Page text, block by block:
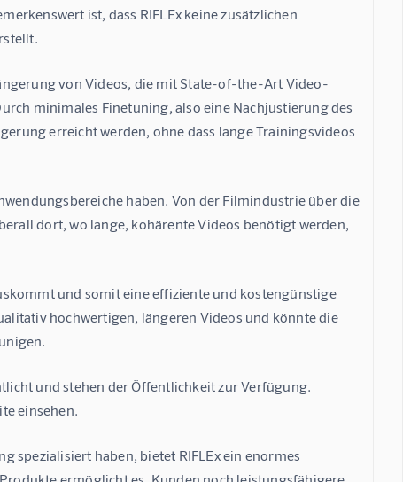
ist, dass RIFLEx keine zusätzlichen
von Videos, die mit State-of-the-Art Video-
minimales Finetuning, also eine Nachjustierung des
erreicht werden, ohne dass lange Trainingsvideos
haben. Von der Filmindustrie über die
dort, wo lange, kohärente Videos benötigt werden,
und somit eine effiziente und kostengünstige
hochwertigen, längeren Videos und könnte die
und stehen der Öffentlichkeit zur Verfügung.
einsehen.
spezialisiert haben, bietet RIFLEx ein enormes